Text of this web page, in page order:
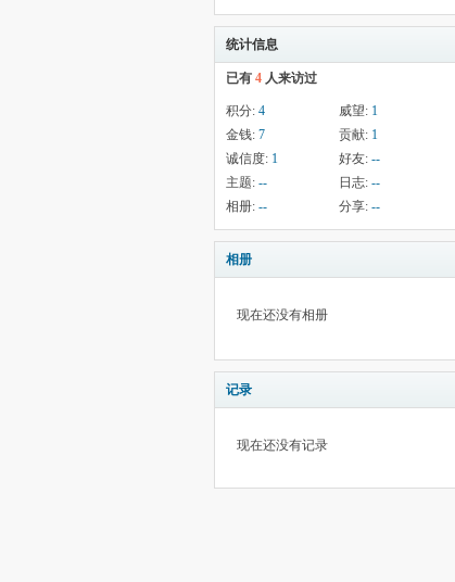
统计信息
已有 4 人来访过
积分: 4 威望: 1
金钱: 7 贡献: 1
诚信度: 1 好友: --
主题: -- 日志: --
相册: -- 分享: --
相册
现在还没有相册
记录
现在还没有记录